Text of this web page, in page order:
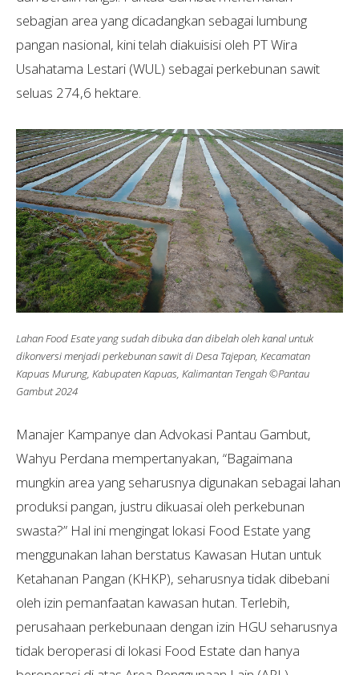
sebagian area yang dicadangkan sebagai lumbung
pangan nasional, kini telah diakuisisi oleh PT Wira
Usahatama Lestari (WUL) sebagai perkebunan sawit
seluas 274,6 hektare.
Lahan Food Esate yang sudah dibuka dan dibelah oleh kanal untuk
dikonversi menjadi perkebunan sawit di Desa Tajepan, Kecamatan
Kapuas Murung, Kabupaten Kapuas, Kalimantan Tengah ©Pantau
Gambut 2024
Manajer Kampanye dan Advokasi Pantau Gambut,
Wahyu Perdana mempertanyakan, “Bagaimana
mungkin area yang seharusnya digunakan sebagai lahan
produksi pangan, justru dikuasai oleh perkebunan
swasta?” Hal ini mengingat lokasi Food Estate yang
menggunakan lahan berstatus Kawasan Hutan untuk
Ketahanan Pangan (KHKP), seharusnya tidak dibebani
oleh izin pemanfaatan kawasan hutan. Terlebih,
perusahaan perkebunaan dengan izin HGU seharusnya
tidak beroperasi di lokasi Food Estate dan hanya